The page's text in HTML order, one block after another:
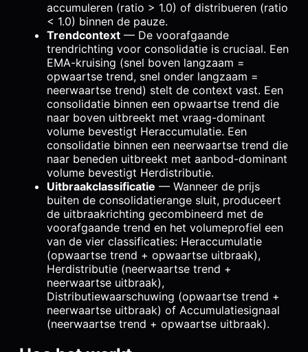
accumuleren (ratio > 1.0) of distribueren (ratio
< 1.0) binnen de pauze.
Trendcontext — De voorafgaande
trendrichting voor consolidatie is cruciaal. Een
EMA-kruising (snel boven langzaam =
opwaartse trend, snel onder langzaam =
neerwaartse trend) stelt de context vast. Een
consolidatie binnen een opwaartse trend die
naar boven uitbreekt met vraag-dominant
volume bevestigt Heraccumulatie. Een
consolidatie binnen een neerwaartse trend die
naar beneden uitbreekt met aanbod-dominant
volume bevestigt Herdistributie.
Uitbraakclassificatie — Wanneer de prijs
buiten de consolidatierange sluit, produceert
de uitbraakrichting gecombineerd met de
voorafgaande trend en het volumeprofiel een
van de vier classificaties: Heraccumulatie
(opwaartse trend + opwaartse uitbraak),
Herdistributie (neerwaartse trend +
neerwaartse uitbraak),
Distributiewaarschuwing (opwaartse trend +
neerwaartse uitbraak) of Accumulatiesignaal
(neerwaartse trend + opwaartse uitbraak).